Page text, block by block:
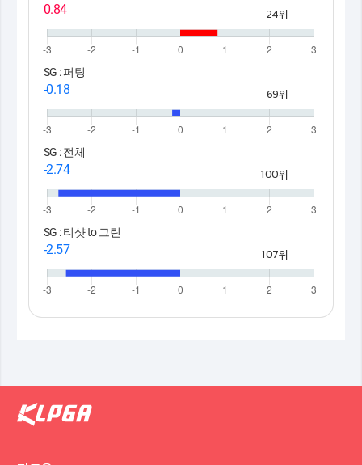
0.84 24위
SG : 퍼팅
-0.18 69위
SG : 전체
-2.74 100위
SG : 티샷 to 그린
-2.57 107위